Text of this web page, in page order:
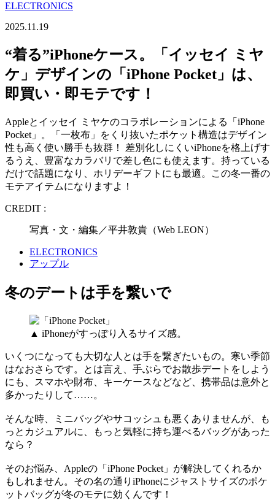
ELECTRONICS
2025.11.19
“着る”iPhoneケース。「イッセイ ミヤ
ケ」デザインの「iPhone Pocket」は、
即買い・即モテです！
Appleとイッセイ ミヤケのコラボレーションによる「iPhone
Pocket」。「一枚布」をくり抜いたポケット構造はデザイン
性も高く使い勝手も抜群！ 差別化しにくいiPhoneを格上げす
るうえ、豊富なカラバリで差し色にも使えます。持っている
だけで話題になり、ホリデーギフトにも最適。この冬一番の
モテアイテムになりますよ！
CREDIT :
写真・文・編集／平井敦貴（Web LEON）
ELECTRONICS
アップル
冬のデートは手を繋いで
▲ iPhoneがすっぽり入るサイズ感。
いくつになっても大切な人とは手を繋ぎたいもの。寒い季節
はなおさらです。とは言え、手ぶらでお散歩デートをしよう
にも、スマホや財布、キーケースなどなど、携帯品は意外と
多かったりして……。
そんな時、ミニバッグやサコッシュも悪くありませんが、も
っとカジュアルに、もっと気軽に持ち運べるバッグがあった
なら？
そのお悩み、Appleの「iPhone Pocket」が解決してくれるか
もしれません。その名の通りiPhoneにジャストサイズのポケ
ットバッグが冬のモテに効くんです！